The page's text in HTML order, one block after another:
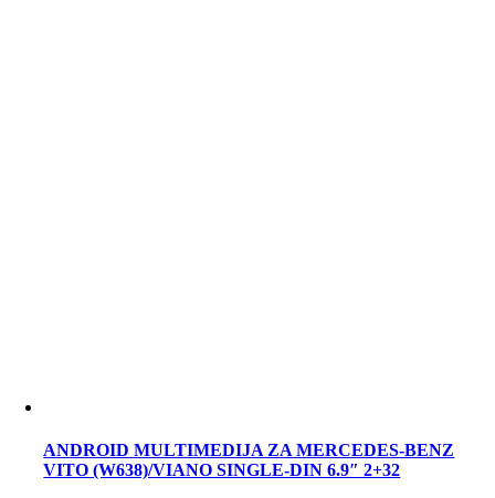
ANDROID MULTIMEDIJA ZA MERCEDES-BENZ
VITO (W638)/VIANO SINGLE-DIN 6.9″ 2+32